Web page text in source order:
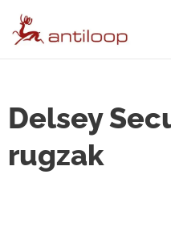
Delsey
rugzak